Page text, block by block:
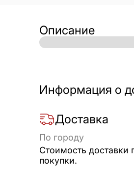
Описание
Информация о
Доставка
По городу
Стоимость
покупки.